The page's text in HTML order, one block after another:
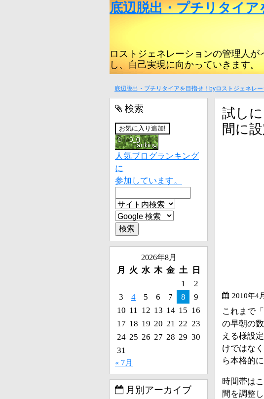
底辺脱出・プチリタイ
ロストジェネレーションの管理人
し、自己実現に向かっていきます。
底辺脱出・プチリタイアを目指せ！byロストジェネレー
試し
間に
2010年4
これまで
の早朝の
える様設
けではな
ら本格的
時間帯は
間を調整
検索
人気ブログランキング
に
参加しています。
2026年8月
月 火 水 木 金 土
日
1
2
3
4 5 6 7 8
9
10 11 12 13 14 15 16
17 18 19 20 21 22 23
24 25 26 27 28 29 30
31
« 7月
月別アーカイブ